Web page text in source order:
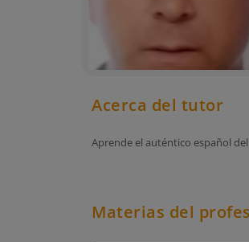
Acerca del tutor
Aprende el auténtico español
Materias del